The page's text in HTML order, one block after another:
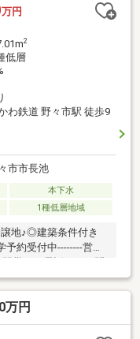
万円
2
低層
わ鉄道 野々市駅 徒歩9
市市長池
本下水
1種低層地域
地♪◎建築条件付き
約受付中--------営業
合わせは【フリーダ
万円